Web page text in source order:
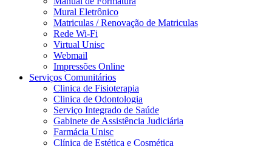
Mural Eletrônico
Matriculas / Renovação de Matriculas
Rede Wi-Fi
Virtual Unisc
Webmail
Impressões Online
Serviços Comunitários
Clinica de Fisioterapia
Clinica de Odontologia
Serviço Integrado de Saúde
Gabinete de Assistência Judiciária
Farmácia Unisc
Clínica de Estética e Cosmética